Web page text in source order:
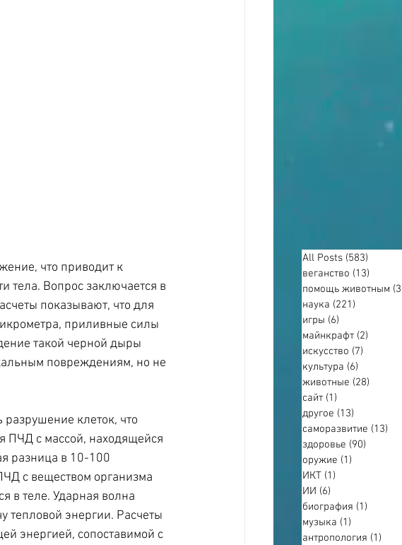
что приводит к
тела. Вопрос заключается в
показывают, что для
приливные силы
такой черной дыры
повреждениям, но не
клеток, что
ПЧД с массой, находящейся
разница в 10-100
с веществом организма
в теле. Ударная волна
тепловой энергии. Расчеты
энергией, сопоставимой с
All Posts (583)
веганство (13)
помощь животным
наука (221)
игры (6)
майнкрафт (2)
искусство (7)
культура (6)
животные (28)
сайт (1)
другое (13)
саморазвитие (13)
здоровье (90)
оружие (1)
ИКТ (1)
ИИ (6)
биография (1)
музыка (1)
антропология (1)